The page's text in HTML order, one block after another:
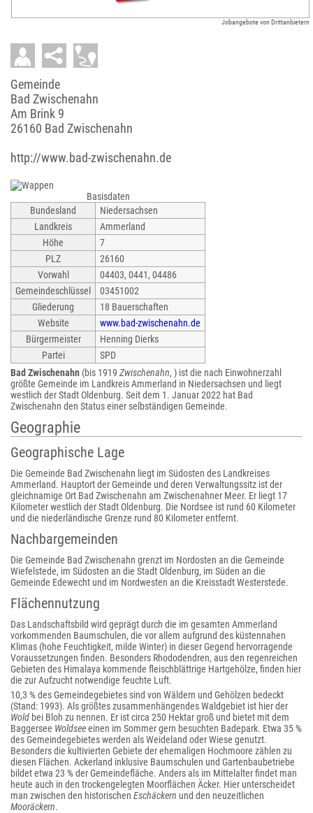
Jobangebote von Drittanbietern
Gemeinde
Bad Zwischenahn
Am Brink 9
26160 Bad Zwischenahn
http://www.bad-zwischenahn.de
Basisdaten
Bundesland
Niedersachsen
Landkreis
Ammerland
Höhe
7
PLZ
26160
Vorwahl
04403, 0441, 04486
Gemeindeschlüssel
03451002
Gliederung
18 Bauerschaften
Website
www.bad-zwischenahn.de
Bürgermeister
Henning Dierks
Partei
SPD
Bad Zwischenahn (bis 1919 Zwischenahn, ) ist die nach Einwohnerzahl
größte Gemeinde im Landkreis Ammerland in Niedersachsen und liegt
westlich der Stadt Oldenburg. Seit dem 1. Januar 2022 hat Bad
Zwischenahn den Status einer selbständigen Gemeinde.
Geographie
Geographische Lage
Die Gemeinde Bad Zwischenahn liegt im Südosten des Landkreises
Ammerland. Hauptort der Gemeinde und deren Verwaltungssitz ist der
gleichnamige Ort Bad Zwischenahn am Zwischenahner Meer. Er liegt 17
Kilometer westlich der Stadt Oldenburg. Die Nordsee ist rund 60 Kilometer
und die niederländische Grenze rund 80 Kilometer entfernt.
Nachbargemeinden
Die Gemeinde Bad Zwischenahn grenzt im Nordosten an die Gemeinde
Wiefelstede, im Südosten an die Stadt Oldenburg, im Süden an die
Gemeinde Edewecht und im Nordwesten an die Kreisstadt Westerstede.
Flächennutzung
Das Landschaftsbild wird geprägt durch die im gesamten Ammerland
vorkommenden Baumschulen, die vor allem aufgrund des küstennahen
Klimas (hohe Feuchtigkeit, milde Winter) in dieser Gegend hervorragende
Voraussetzungen finden. Besonders Rhododendren, aus den regenreichen
Gebieten des Himalaya kommende fleischblättrige Hartgehölze, finden hier
die zur Aufzucht notwendige feuchte Luft.
10,3 % des Gemeindegebietes sind von Wäldern und Gehölzen bedeckt
(Stand: 1993). Als größtes zusammenhängendes Waldgebiet ist hier der
Wold bei Bloh zu nennen. Er ist circa 250 Hektar groß und bietet mit dem
Baggersee Woldseeeinen im Sommer gern besuchten Badepark. Etwa 35 %
des Gemeindegebietes werden als Weideland oder Wiese genutzt.
Besonders die kultivierten Gebiete der ehemaligen Hochmoore zählen zu
diesen Flächen. Ackerland inklusive Baumschulen und Gartenbaubetriebe
bildet etwa 23 % der Gemeindefläche. Anders als im Mittelalter findet man
heute auch in den trockengelegten Moorflächen Äcker. Hier unterscheidet
man zwischen den historischen Eschäckern und den neuzeitlichen
Mooräckern.